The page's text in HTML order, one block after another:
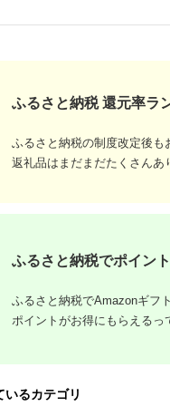
プレー 優待券 利用券
ふるさと納税 還元率ラ
ふるさと納税の制度改定後も
返礼品はまだまだたくさんあ
ふるさと納税でポイン
ふるさと納税でAmazonギフ
ポイントがお得にもらえるっ
いるカテゴリ